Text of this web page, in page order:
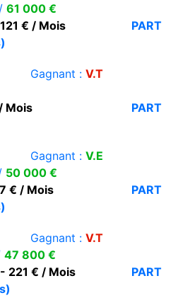
/ 61 000 €
€ / Mois
PART
Gagnant : V.T
Mois
PART
Gagnant : V.E
50 000 €
€ / Mois
PART
Gagnant : V.T
47 800 €
221 € / Mois
PART